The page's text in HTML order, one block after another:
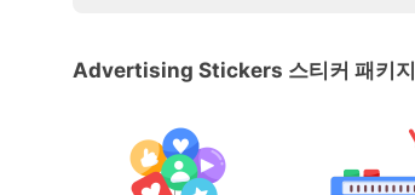
Advertising Stickers 스티커 패키지